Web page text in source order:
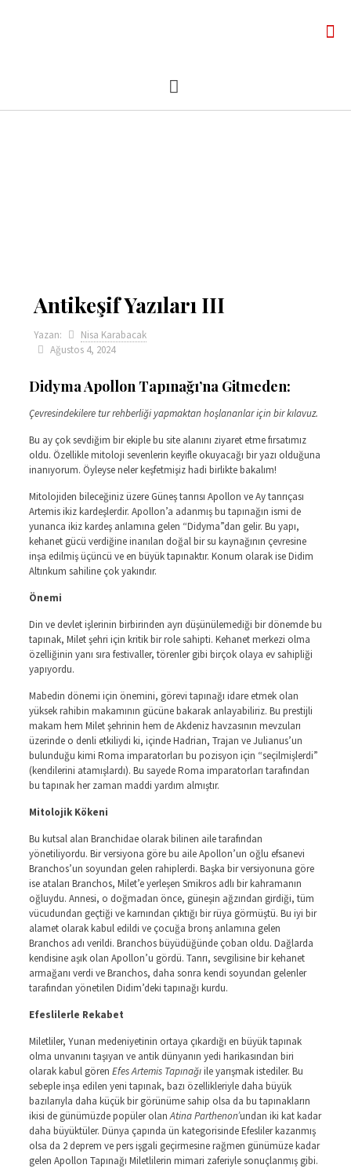
Antikeşif Yazıları III
Yazan:
Nisa Karabacak
Ağustos 4, 2024
Didyma Apollon Tapınağı’na Gitmeden:
Çevresindekilere tur rehberliği yapmaktan hoşlananlar için bir kılavuz.
Bu ay çok sevdiğim bir ekiple bu site alanını ziyaret etme fırsatımız
oldu. Özellikle mitoloji sevenlerin keyifle okuyacağı bir yazı olduğuna
inanıyorum. Öyleyse neler keşfetmişiz hadi birlikte bakalım!
Mitolojiden bileceğiniz üzere Güneş tanrısı Apollon ve Ay tanrıçası
Artemis ikiz kardeşlerdir. Apollon’a adanmış bu tapınağın ismi de
yunanca ikiz kardeş anlamına gelen “Didyma”dan gelir. Bu yapı,
kehanet gücü verdiğine inanılan doğal bir su kaynağının çevresine
inşa edilmiş üçüncü ve en büyük tapınaktır. Konum olarak ise Didim
Altınkum sahiline çok yakındır.
Önemi
Din ve devlet işlerinin birbirinden ayrı düşünülemediği bir dönemde bu
tapınak, Milet şehri için kritik bir role sahipti. Kehanet merkezi olma
özelliğinin yanı sıra festivaller, törenler gibi birçok olaya ev sahipliği
yapıyordu.
Mabedin dönemi için önemini, görevi tapınağı idare etmek olan
yüksek rahibin makamının gücüne bakarak anlayabiliriz. Bu prestijli
makam hem Milet şehrinin hem de Akdeniz havzasının mevzuları
üzerinde o denli etkiliydi ki, içinde Hadrian, Trajan ve Julianus’un
bulunduğu kimi Roma imparatorları bu pozisyon için “seçilmişlerdi”
(kendilerini atamışlardı). Bu sayede Roma imparatorları tarafından
bu tapınak her zaman maddi yardım almıştır.
Mitolojik Kökeni
Bu kutsal alan Branchidae olarak bilinen aile tarafından
yönetiliyordu. Bir versiyona göre bu aile Apollon’un oğlu efsanevi
Branchos’un soyundan gelen rahiplerdi. Başka bir versiyonuna göre
ise ataları Branchos, Milet’e yerleşen Smikros adlı bir kahramanın
oğluydu. Annesi, o doğmadan önce, güneşin ağzından girdiği, tüm
vücudundan geçtiği ve karnından çıktığı bir rüya görmüştü. Bu iyi bir
alamet olarak kabul edildi ve çocuğa bronş anlamına gelen
Branchos adı verildi. Branchos büyüdüğünde çoban oldu. Dağlarda
kendisine aşık olan Apollon’u gördü. Tanrı, sevgilisine bir kehanet
armağanı verdi ve Branchos, daha sonra kendi soyundan gelenler
tarafından yönetilen Didim’deki tapınağı kurdu.
Efeslilerle Rekabet
Miletliler, Yunan medeniyetinin ortaya çıkardığı en büyük tapınak
olma unvanını taşıyan ve antik dünyanın yedi harikasından biri
olarak kabul gören Efes Artemis Tapınağıile yarışmak istediler. Bu
sebeple inşa edilen yeni tapınak, bazı özellikleriyle daha büyük
bazılarıyla daha küçük bir görünüme sahip olsa da bu tapınakların
ikisi de günümüzde popüler olanAtina Parthenon’undan iki kat kadar
daha büyüktüler. Dünya çapında ün kategorisinde Efesliler kazanmış
olsa da 2 deprem ve pers işgali geçirmesine rağmen günümüze kadar
gelen Apollon Tapınağı Miletlilerin mimari zaferiyle sonuçlanmış gibi.